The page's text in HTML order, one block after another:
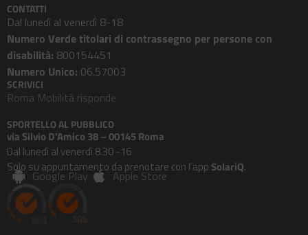
CONTATTI
Dal lunedì al venerdì 8-18
Numero Verde titolari di contrassegno per persone con
disabilità: 800154451
Numero Unico: 06.57003
SCRIVICI
Roma Mobilità risponde
SPORTELLO AL PUBBLICO
via Silvio D’Amico 38 – 00145 Roma
Dal lunedì al venerdì 8.30 -16
Solo su appuntamento da prenotare con l’app SolariQ.
Google Play Apple Store